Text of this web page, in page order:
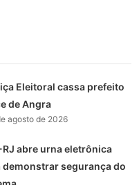
Eleitoral cassa prefeito
de Angra
agosto de 2026
RJ abre urna eletrônica
demonstrar segurança do